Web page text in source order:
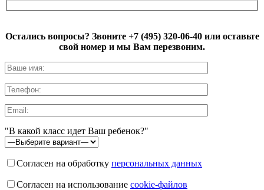
Остались вопросы? Звоните +7 (495) 320-06-40 или оставьте
свой номер и мы Вам перезвоним.
"В какой класс идет Ваш ребенок?"
Согласен на обработку персональных данных
Согласен на использование cookie-файлов